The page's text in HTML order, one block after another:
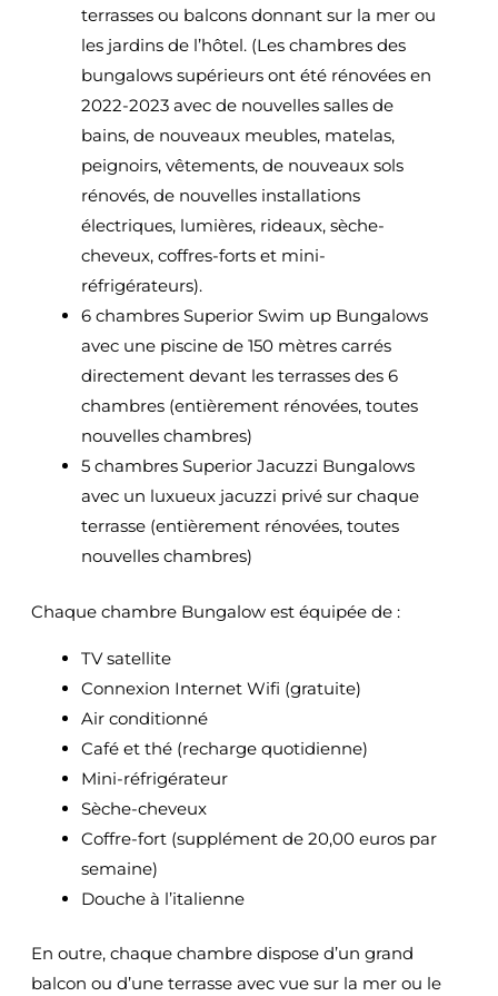
terrasses ou balcons donnant sur la mer ou
les jardins de l’hôtel. (Les chambres des
bungalows supérieurs ont été rénovées en
2022-2023 avec de nouvelles salles de
bains, de nouveaux meubles, matelas,
peignoirs, vêtements, de nouveaux sols
rénovés, de nouvelles installations
électriques, lumières, rideaux, sèche-
cheveux, coffres-forts et mini-
réfrigérateurs).
6 chambres Superior Swim up Bungalows
avec une piscine de 150 mètres carrés
directement devant les terrasses des 6
chambres (entièrement rénovées, toutes
nouvelles chambres)
5 chambres Superior Jacuzzi Bungalows
avec un luxueux jacuzzi privé sur chaque
terrasse (entièrement rénovées, toutes
nouvelles chambres)
Chaque chambre Bungalow est équipée de :
TV satellite
Connexion Internet Wifi (gratuite)
Air conditionné
Café et thé (recharge quotidienne)
Mini-réfrigérateur
Sèche-cheveux
Coffre-fort (supplément de 20,00 euros par
semaine)
Douche à l’italienne
En outre, chaque chambre dispose d’un grand
balcon ou d’une terrasse avec vue sur la mer ou le